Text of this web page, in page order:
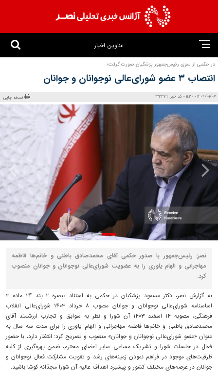
عناوین اخبار
در حکمی از سوی رئیس‌جمهور پزشکیان صورت گرفت؛
انتصاب ۳ عضو شورای‌عالی نوجوانان و جوانان
1404/01/07 - 11:20 - کد خبر: 133379 نسخه چاپی
نصر: رئیس‌جمهور با صدور حکمی آقای محمدصادق باطنی و خانم‌ها فاطمه
مهاجرانی و الهام یاوری را به عضویت شورای‌عالی نوجوانان و جوانان منصوب
کرد.
به گزارش نصر، دکتر مسعود پزشکیان در حکمی به استناد تبصره ۲ بند ۲۴ ماده ۳
اساسنامه شورای‌عالی نوجوانان و جوانان مصوب ۸ خرداد ۱۴۰۳ شورای‌عالی انقلاب
فرهنگی، مصوبه ۱۴ اسفند ۱۴۰۳ آن شورا و نظر به سوابق و تجارب ارزشمند آقای
محمدصادق باطنی و خانم‌ها فاطمه مهاجرانی و الهام یاوری را برای مدت سه سال به
عنوان «عضو شورای‌عالی نوجوانان و جوانان» منصوب و تصریح کرد: انتظار دارد، با حضور
فعال در جلسات شورا و تشریک مساعی سایر اعضای محترم، ضمن بهره‌گیری از کلیه
ظرفیت‌های موجود در فراهم نمودن زمینه‌های رشد و تقویت مشارکت فعال نوجوانان و
جوانان در عرصه‌های مختلف کشور و پیشبرد اهداف عالیه آن شورا مجدّانه کوشا باشید.